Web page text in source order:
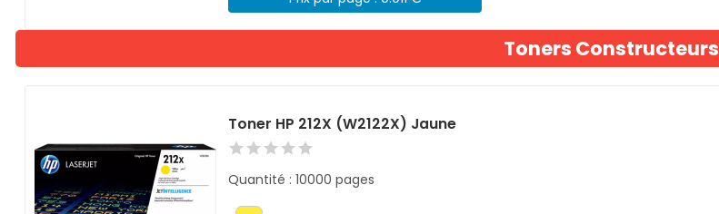
Toners Constructeurs
Toner HP 212X (W2122X) Jaune
Quantité : 10000 pages